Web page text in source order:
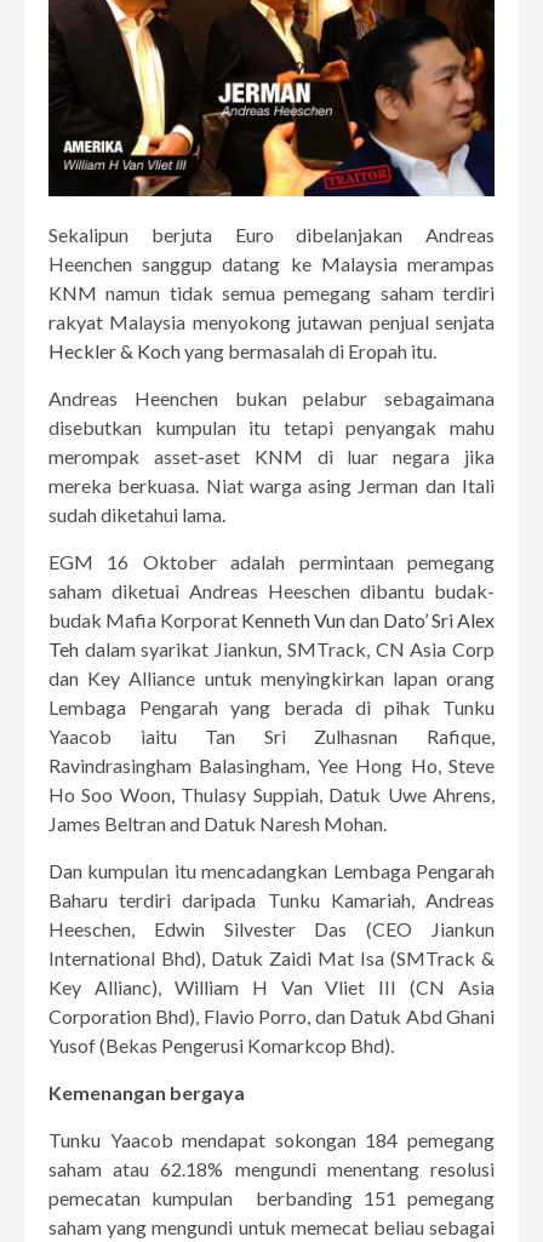
Sekalipun berjuta Euro dibelanjakan Andreas
Heenchen sanggup datang ke Malaysia merampas
KNM namun tidak semua pemegang saham terdiri
rakyat Malaysia menyokong jutawan penjual senjata
Heckler & Kochyang bermasalah di Eropah itu.
Andreas Heenchen bukan pelabur sebagaimana
disebutkan kumpulan itu tetapi penyangak mahu
merompak asset-aset KNM di luar negara jika
mereka berkuasa. Niat warga asing Jerman dan Itali
sudah diketahui lama.
EGM 16 Oktober adalah permintaan pemegang
saham diketuai Andreas Heeschen dibantu budak-
budak Mafia Korporat Kenneth Vundan Dato’ Sri Alex
Teh dalam syarikat Jiankun, SMTrack, CN Asia Corp
dan Key Alliance untuk menyingkirkan lapan orang
Lembaga Pengarah yang berada di pihak Tunku
Yaacob iaitu Tan Sri Zulhasnan Rafique,
Ravindrasingham Balasingham, Yee Hong Ho, Steve
Ho Soo Woon, Thulasy Suppiah, Datuk Uwe Ahrens,
James Beltran and Datuk Naresh Mohan.
Dan kumpulan itu mencadangkan Lembaga Pengarah
Baharu terdiri daripada Tunku Kamariah, Andreas
Heeschen, Edwin Silvester Das (CEO Jiankun
International Bhd), Datuk Zaidi Mat Isa (SMTrack &
Key Allianc), William H Van Vliet III (CN Asia
Corporation Bhd), Flavio Porro, dan Datuk Abd Ghani
Yusof (Bekas Pengerusi Komarkcop Bhd).
Kemenangan bergaya
Tunku Yaacob mendapat sokongan 184 pemegang
saham atau 62.18% mengundi menentang resolusi
pemecatan kumpulan berbanding 151 pemegang
saham yang mengundi untuk memecat beliau sebagai